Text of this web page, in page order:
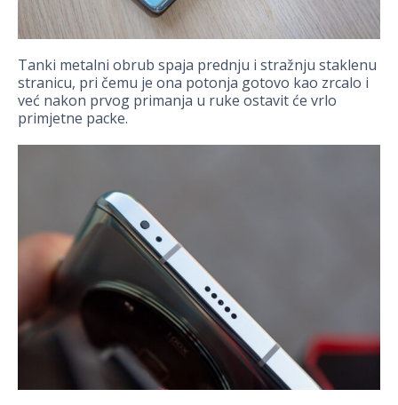
Tanki metalni obrub spaja prednju i stražnju staklenu
stranicu, pri čemu je ona potonja gotovo kao zrcalo i
već nakon prvog primanja u ruke ostavit će vrlo
primjetne packe.